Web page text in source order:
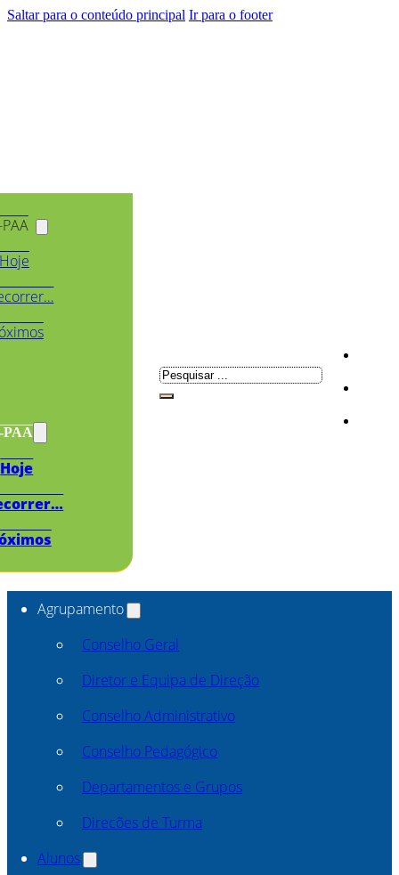
Saltar para o conteúdo principal Ir para o footer
PAA
Hoje
Pesquisar
Agrupamento
Conselho Geral
Diretor e Equipa de Direção
Conselho Administrativo
Conselho Pedagógico
Departamentos e Grupos
Direcões de Turma
Alunos